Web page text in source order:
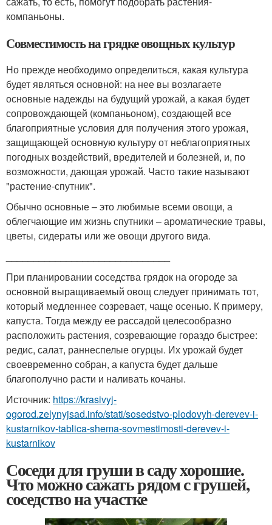
компаньоны.
Совместимость на грядке овощных культур
Но прежде необходимо определиться, какая культура
будет являться основной: на нее вы возлагаете
основные надежды на будущий урожай, а какая будет
сопровождающей (компаньоном), создающей все
благоприятные условия для получения этого урожая,
защищающей основную культуру от неблагоприятных
погодных воздействий, вредителей и болезней, и, по
возможности, дающая урожай. Часто такие называют
"растение-спутник".
Обычно основные – это любимые всеми овощи, а
облегчающие им жизнь спутники – ароматические травы,
цветы, сидераты или же овощи другого вида.
При планировании соседства грядок на огороде за
основной выращиваемый овощ следует принимать тот,
который медленнее созревает, чаще осенью. К примеру,
капуста. Тогда между ее рассадой целесообразно
расположить растения, созревающие гораздо быстрее:
редис, салат, раннеспелые огурцы. Их урожай будет
своевременно собран, а капуста будет дальше
благополучно расти и наливать кочаны.
Источник: https://krasivyj-
ogorod.zelynyjsad.info/stati/sosedstvo-plodovyh-derevev-i-
kustarnikov-tablica-shema-sovmestimosti-derevev-i-
kustarnikov
Соседи для груши в саду хорошие.
Что можно сажать рядом с грушей,
соседство на участке